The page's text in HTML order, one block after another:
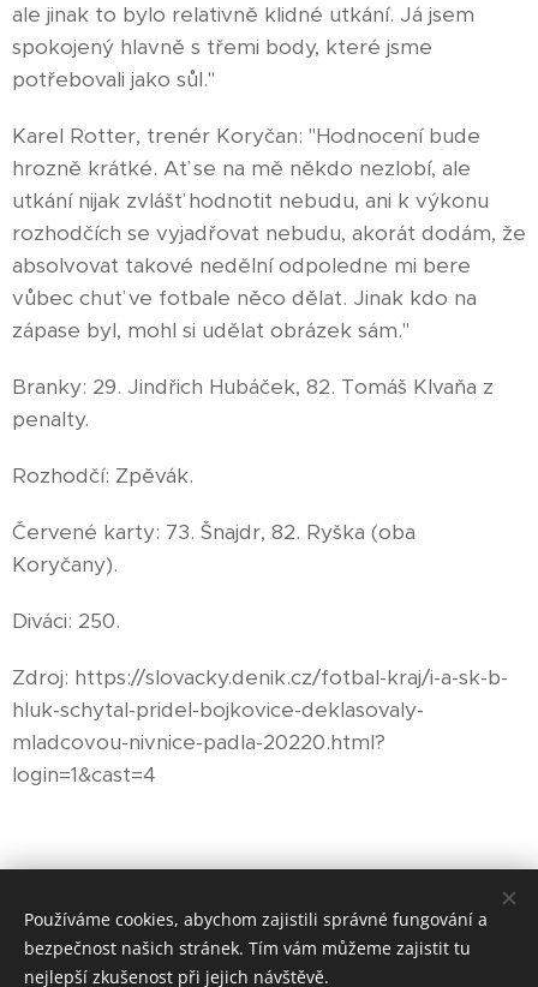
ale jinak to bylo relativně klidné utkání. Já jsem
spokojený hlavně s třemi body, které jsme
potřebovali jako sůl."
Karel Rotter, trenér Koryčan: "Hodnocení bude
hrozně krátké. Ať se na mě někdo nezlobí, ale
utkání nijak zvlášť hodnotit nebudu, ani k výkonu
rozhodčích se vyjadřovat nebudu, akorát dodám, že
absolvovat takové nedělní odpoledne mi bere
vůbec chuť ve fotbale něco dělat. Jinak kdo na
zápase byl, mohl si udělat obrázek sám."
Branky: 29. Jindřich Hubáček, 82. Tomáš Klvaňa z
penalty.
Rozhodčí: Zpěvák.
Červené karty: 73. Šnajdr, 82. Ryška (oba
Koryčany).
Diváci: 250.
Zdroj: https://slovacky.denik.cz/fotbal-kraj/i-a-sk-b-
hluk-schytal-pridel-bojkovice-deklasovaly-
mladcovou-nivnice-padla-20220.html?
login=1&cast=4
Používáme cookies, abychom zajistili správné fungování a
bezpečnost našich stránek. Tím vám můžeme zajistit tu
nejlepší zkušenost při jejich návštěvě.